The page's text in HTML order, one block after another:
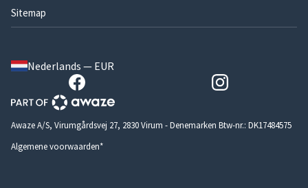
Sitemap
Nederlands — EUR
Awaze A/S, Virumgårdsvej 27, 2830 Virum - Denemarken Btw-nr.: DK17484575
Algemene voorwaarden*